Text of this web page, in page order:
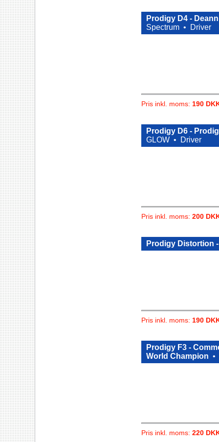
Prodigy D4 -
Spectrum •
Driver
Pris inkl. moms: 190
Prodigy D6 -
GLOW •
Driver
Pris inkl. moms: 200
Prodigy Distortion
Pris inkl. moms: 190
Prodigy F3 -
World Champion •
Pris inkl. moms: 220